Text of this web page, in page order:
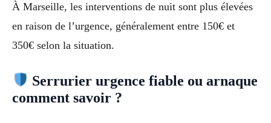
À Marseille, les interventions de nuit sont plus élevées
en raison de l’urgence, généralement entre 150€ et
350€ selon la situation.
Serrurier urgence fiable ou arnaque
comment savoir ?